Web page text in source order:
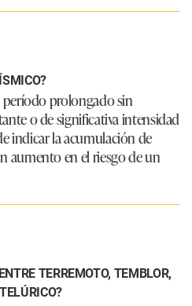
período prolongado sin
o de significativa intensidad
indicar la acumulación de
aumento en el riesgo de un
TERREMOTO, TEMBLOR,